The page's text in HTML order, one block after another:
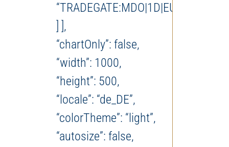
“TRADEGATE:MDO|1D|EUR”
] ],
“chartOnly”: false,
“width”: 1000,
“height”: 500,
“locale”: “de_DE”,
“colorTheme”: “light”,
“autosize”: false,